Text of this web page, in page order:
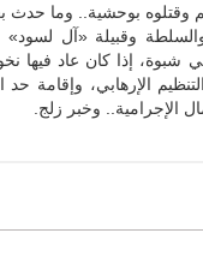
وقتلوه بوحشية.. وما حدث
وقبيلة «آل
إذا كان عاد فيها
الإرهابي، وإقامة
الإجرامية.. وخبر زلج.